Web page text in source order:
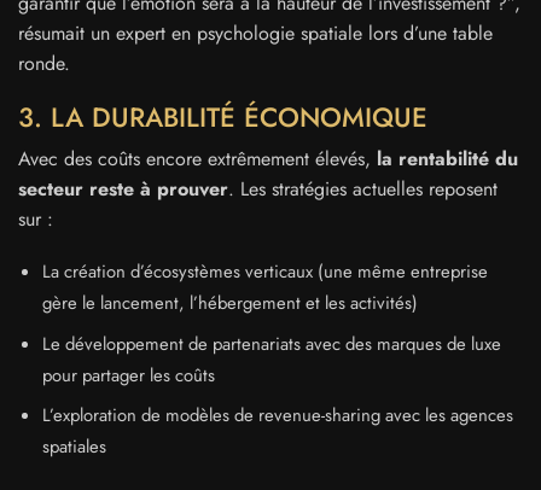
résumait un expert en psychologie spatiale lors d’une table
ronde.
3. LA DURABILITÉ ÉCONOMIQUE
Avec des coûts encore extrêmement élevés, la rentabilité du
secteur reste à prouver. Les stratégies actuelles reposent
sur :
La création d’écosystèmes verticaux (une même entreprise
gère le lancement, l’hébergement et les activités)
Le développement de partenariats avec des marques de luxe
pour partager les coûts
L’exploration de modèles de revenue-sharing avec les agences
spatiales